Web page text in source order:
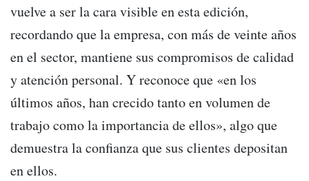
vuelve a ser la cara visible en esta edición,
recordando que la empresa, con más de veinte años
en el sector, mantiene sus compromisos de calidad
y atención personal. Y reconoce que «en los
últimos años, han crecido tanto en volumen de
trabajo como la importancia de ellos», algo que
demuestra la confianza que sus clientes depositan
en ellos.